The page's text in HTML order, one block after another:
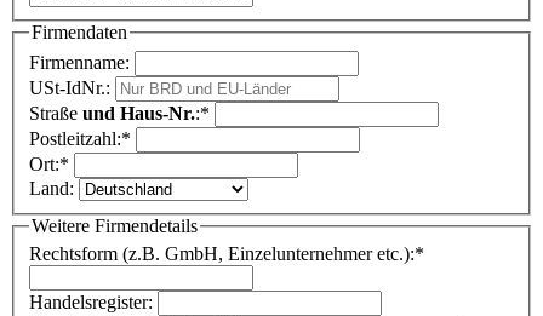
Firmendaten
Firmenname:
USt-IdNr.:
Straße und Haus-Nr.:*
Postleitzahl:*
Ort:*
Land:
Weitere Firmendetails
Rechtsform (z.B. GmbH, Einzelunternehmer etc.):*
Handelsregister: